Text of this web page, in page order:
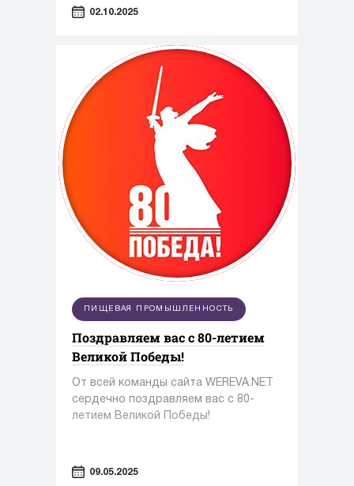
оборудование играет ключевую роль
промышленность.
02.10.2025
ПИЩЕВАЯ ПРОМЫШЛЕННОСТЬ
Поздравляем вас с 80-летием
Великой Победы!
От всей команды сайта WEREVA.NET
сердечно поздравляем вас с 80-
летием Великой Победы!
09.05.2025